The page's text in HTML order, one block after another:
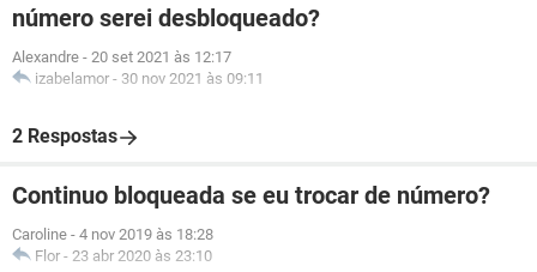
número serei desbloqueado?
Alexandre - 20 set 2021 às 12:17
izabelamor - 30 nov 2021 às 09:11
2 Respostas
Continuo bloqueada se eu trocar de número?
Caroline - 4 nov 2019 às 18:28
Flor - 23 abr 2020 às 23:10